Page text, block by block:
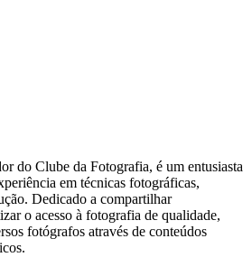
do Clube da Fotografia, é um entusiasta
em técnicas fotográficas,
Dedicado a compartilhar
o acesso à fotografia de qualidade,
fotógrafos através de conteúdos